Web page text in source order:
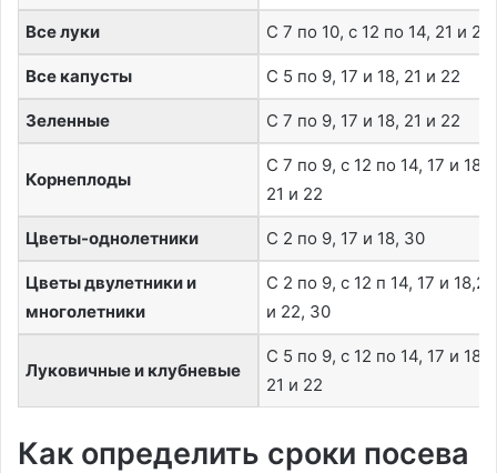
Все луки С 7 по 10, с 12 по 14, 21 и 22
Все капусты С 5 по 9, 17 и 18, 21 и 22
Зеленные С 7 по 9, 17 и 18, 21 и 22
Корнеплоды
С 7 по 9, с 12 по 14, 17 и 18,
21 и 22
Цветы-однолетники С 2 по 9, 17 и 18, 30
Цветы двулетники и
многолетники
С 2 по 9, с 12 п 14, 17 и 18,21
и 22, 30
Луковичные и клубневые
С 5 по 9, с 12 по 14, 17 и 18,
21 и 22
Как определить сроки посева